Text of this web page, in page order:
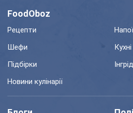
FoodOboz
Рецепти
Напої
Шефи
Підбірки
Новини кулінарії